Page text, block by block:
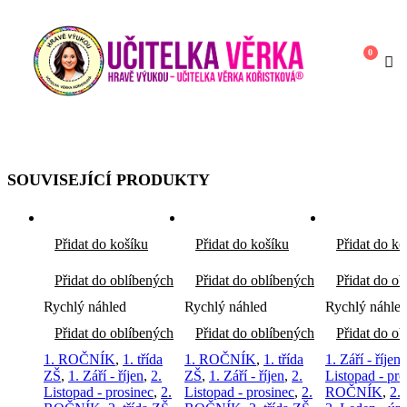
0
SOUVISEJÍCÍ PRODUKTY
Přidat do košíku
Přidat do oblíbených
Rychlý náhled
Přidat do oblíbených
1. ROČNÍK, 1. třída
ZŠ, 1. Září - říjen, 2.
Listopad - prosinec, 2.
Přidat do košíku
Přidat do oblíbených
Rychlý náhled
Přidat do oblíbených
1. ROČNÍK, 1. třída
ZŠ, 1. Září - říjen, 2.
Listopad - prosinec, 2.
Přidat do
Přidat do
Rychlý náhled
Přidat do
1. Září - říjen
Listopad -
ROČNÍK, 2.